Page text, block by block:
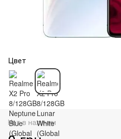
Цвет
Нет в наличии